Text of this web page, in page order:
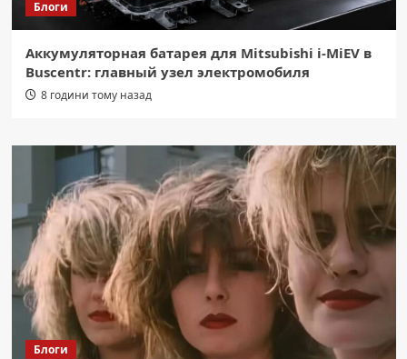
Блоги
Аккумуляторная батарея для Mitsubishi i-MiEV в
Buscentr: главный узел электромобиля
8 години тому назад
Блоги